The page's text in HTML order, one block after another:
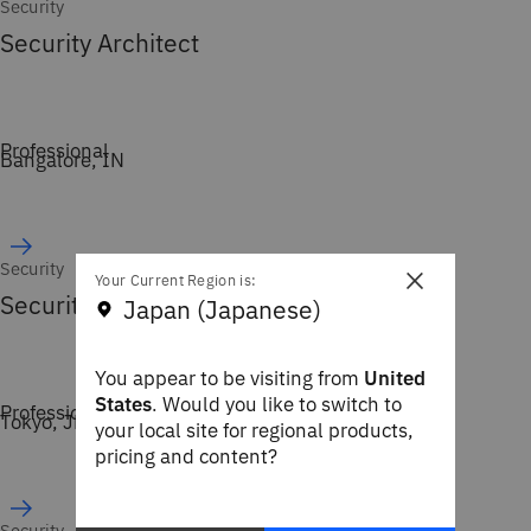
Security
Security Architect
Professional
Bangalore, IN
Security
Security Specialist
Professional
Tokyo, JP
×
Your Current Region is:
Japan (Japanese)
You appear to be visiting from United
States. Would you like to switch to
your local site for regional products,
pricing and content?